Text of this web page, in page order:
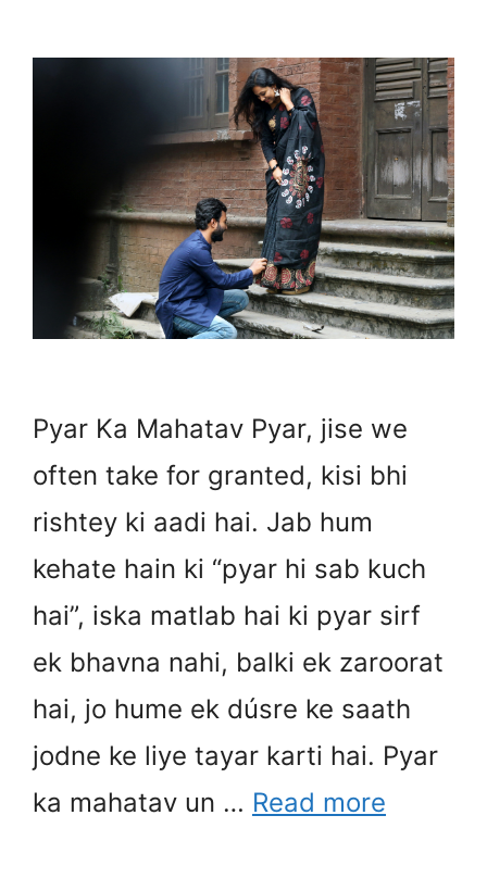
Pyar Ka Mahatav Pyar, jise we
often take for granted, kisi bhi
rishtey ki aadi hai. Jab hum
kehate hain ki “pyar hi sab kuch
hai”, iska matlab hai ki pyar sirf
ek bhavna nahi, balki ek zaroorat
hai, jo hume ek dúsre ke saath
jodne ke liye tayar karti hai. Pyar
ka mahatav un … Read more